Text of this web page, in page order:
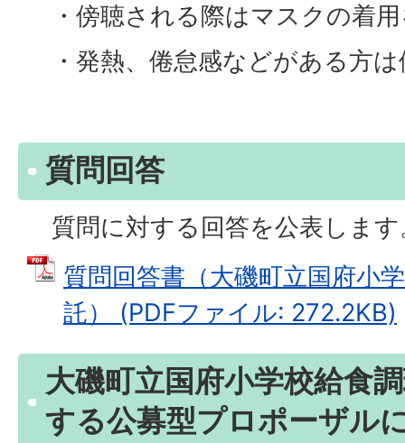
・傍聴される際はマスクの着
・発熱、倦怠感などがある方
質問回答
質問に対する回答を公表します
質問回答書（大磯町立国府小
託） (PDFファイル: 272.2KB)
大磯町立国府小学校給食
する公募型プロポーザル